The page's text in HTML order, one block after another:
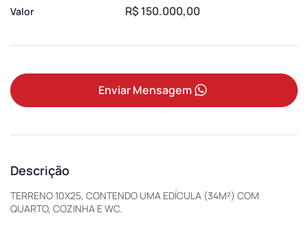
Valor
R$ 150.000,00
Enviar Mensagem
Descrição
TERRENO 10X25, CONTENDO UMA EDÍCULA (34M²) COM
QUARTO, COZINHA E WC.